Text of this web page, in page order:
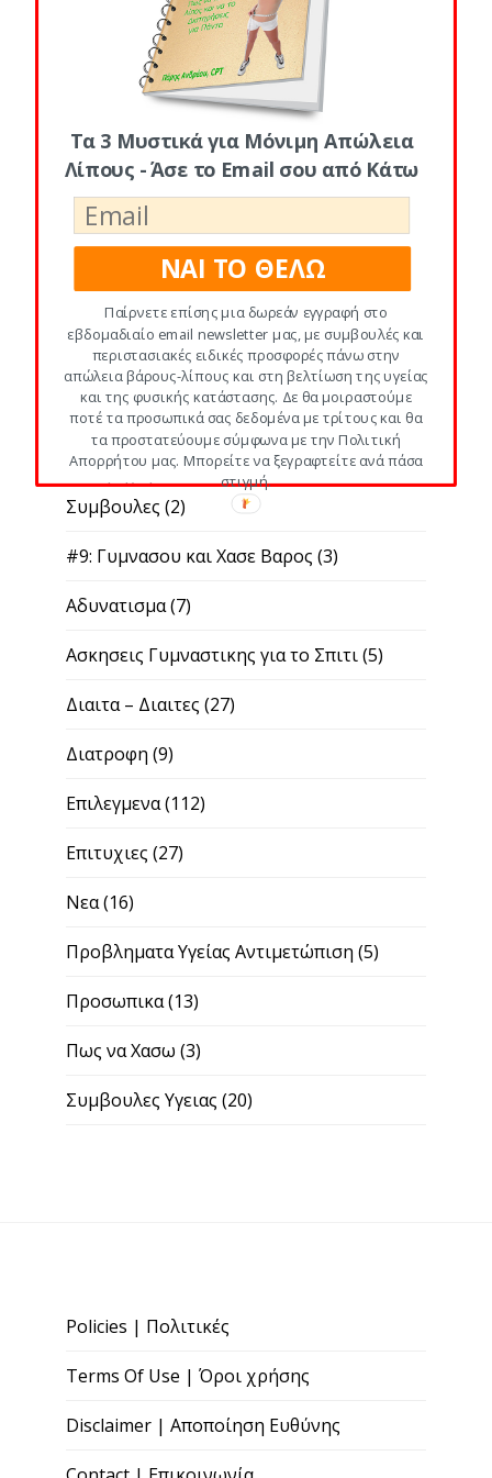
#1: Τα Παντα για Θερμιδες κι
Υδατανθρακες(8)
#2: Φυτικες Ινες κι Αδυνατισμα
#3: Πρωτεινη κι Απώλεια Βάρους(2)
#4: Λιπαρα κι Αδυνατισμα
#5: Υπερτροφες για το Πιατο σου
#6: Διατροφικα Μυστικα για Αδυνατισμα
(2)
#7: Διατροφικες Παγιδες για Αδυνατισμα
(5)
#8: Γρηγορα Λιποδιαλυτικα Κολπα και
Συμβουλες (2)
#9: Γυμνασου και Χασε Βαρος (3)
Αδυνατισμα(7)
Ασκησεις Γυμναστικης για το Σπιτι(5)
Διαιτα – Διαιτες (27)
Διατροφη (9)
Επιλεγμενα(112)
Επιτυχιες (27)
Νεα(16)
Προβληματα Υγείας Αντιμετώπιση (5)
Προσωπικα(13)
Πως να Χασω (3)
Συμβουλες Υγειας (20)
Policies | Πολιτικές
Terms Of Use | Όροι χρήσης
Disclaimer | Αποποίηση Ευθύνης
Τα 3 Μυστικά για Μόνιμη Απώλεια
Λίπους - Άσε το Email σου από Κάτω
ΝΑΙ ΤΟ ΘΕΛΩ
Παίρνετε επίσης μια δωρεάν εγγραφή στο
εβδομαδιαίο email newsletter μας, με συμβουλές και
περιστασιακές ειδικές προσφορές πάνω στην
απώλεια βάρους-λίπους και στη βελτίωση της υγείας
και της φυσικής κατάστασης. Δε θα μοιραστούμε
ποτέ τα προσωπικά σας δεδομένα με τρίτους και θα
τα προστατεύουμε σύμφωνα με την Πολιτική
Απορρήτου μας. Μπορείτε να ξεγραφτείτε ανά πάσα
στιγμή.